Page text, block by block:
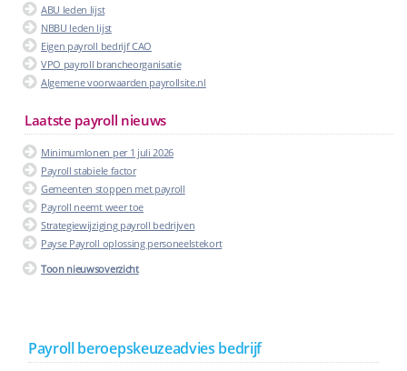
ABU leden lijst
NBBU leden lijst
Eigen payroll bedrijf CAO
VPO payroll brancheorganisatie
Algemene voorwaarden payrollsite.nl
Laatste payroll nieuws
Minimumlonen per 1 juli 2026
Payroll stabiele factor
Gemeenten stoppen met payroll
Payroll neemt weer toe
Strategiewijziging payroll bedrijven
Payse Payroll oplossing personeelstekort
Toon nieuwsoverzicht
Payroll beroepskeuzeadvies bedrijf